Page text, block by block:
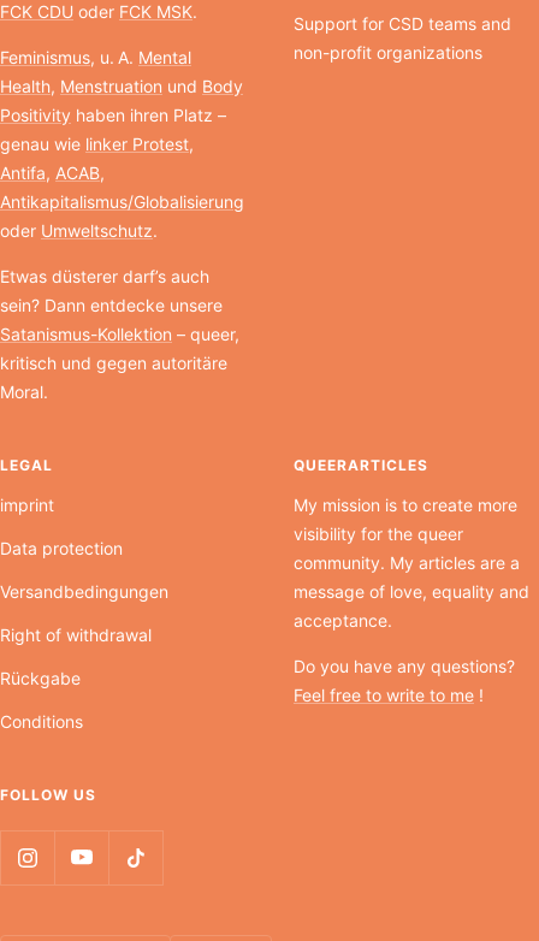
FCK CDU oder FCK MSK.
Feminismus, u. A. Mental
Health, Menstruation und Body
Positivity haben ihren Platz –
genau wie linker Protest,
Antifa, ACAB,
Antikapitalismus/Globalisierung
oder Umweltschutz.
Etwas düsterer darf’s auch
sein? Dann entdecke unsere
Satanismus-Kollektion – queer,
kritisch und gegen autoritäre
Moral.
Support for CSD teams and
non-profit organizations
LEGAL
imprint
Data protection
Versandbedingungen
Right of withdrawal
Rückgabe
Conditions
QUEERARTICLES
My mission is to create more
visibility for the queer
community. My articles are a
message of love, equality and
acceptance.
Do you have any questions?
Feel free to write to me !
FOLLOW US